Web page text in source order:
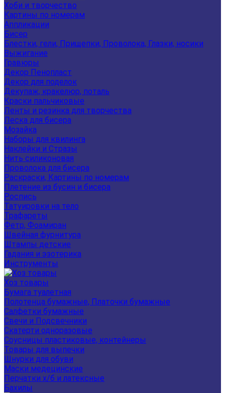
Хоби и творчество
Картины по номерам
Аппликации
Бисер
Блестки, гели, Прищепки, Проволока, Глазки, носики
Выжигание
Гравюры
Декор Пенопласт
Декор для поделок
Декупаж, кракелюр, поталь
Краски пальчиковые
Ленты и резинка для творчества
Леска для бисера
Мозайка
Наборы для квилинга
Наклейки и Стразы
Нить силиконовая
Проволока для бисера
Раскраски, Картины по номерам
Плетение из бусин и бисера
Роспись
Татуировки на тело
Трафареты
Фетр, Фоамиран
Швейная фурнитура
Штампы детские
Гадания и эзотерика
Инструменты
Хоз товары
Бумага туалетная
Полотенца бумажные, Платочки бумажные
Салфетки бумажные
Свечи и Подсвечники
Скатерти одноразовые
Соусницы пластиковые, контейнеры
Товары для выпечки
Шнурки для обуви
Маски медецинские
Перчатки х/б и латексные
Бахилы